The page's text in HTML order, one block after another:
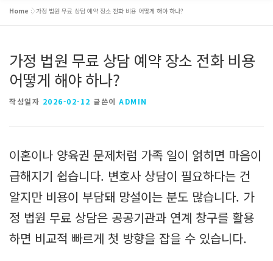
Home »가정 법원 무료 상담 예약 장소 전화 비용 어떻게 해야 하나?
가정 법원 무료 상담 예약 장소 전화 비용
어떻게 해야 하나?
작성일자 2026-02-12 글쓴이 ADMIN
이혼이나 양육권 문제처럼 가족 일이 얽히면 마음이
급해지기 쉽습니다. 변호사 상담이 필요하다는 건
알지만 비용이 부담돼 망설이는 분도 많습니다. 가
정 법원 무료 상담은 공공기관과 연계 창구를 활용
하면 비교적 빠르게 첫 방향을 잡을 수 있습니다.